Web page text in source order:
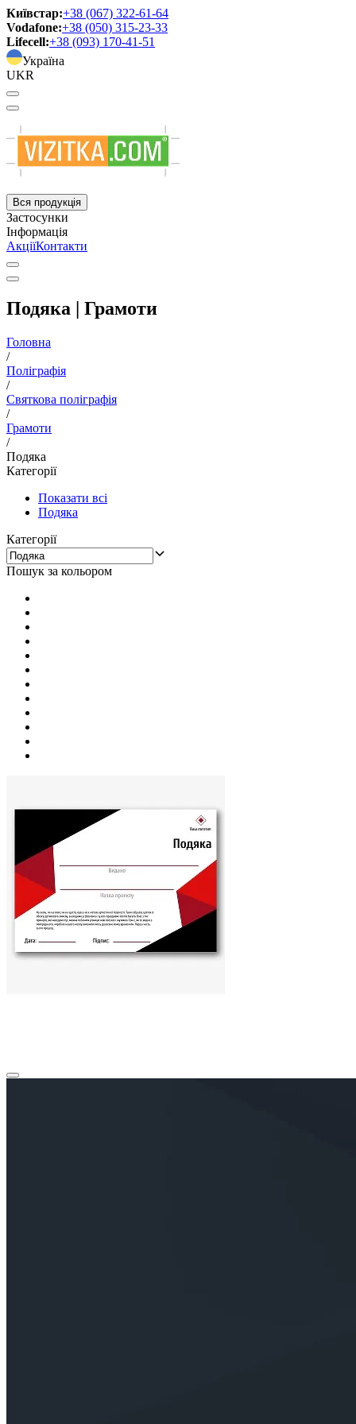
Київстар:+38 (067) 322-61-64
Vodafone:+38 (050) 315-23-33
Lifecell:+38 (093) 170-41-51
Україна
UKR
Вся продукція
Застосунки
Інформація
АкціїКонтакти
Подяка | Грамоти
Головна
/
Поліграфія
/
Святкова поліграфія
/
Грамоти
/
Подяка
Категорії
Показати всі
Подяка
Категорії
Пошук за кольором